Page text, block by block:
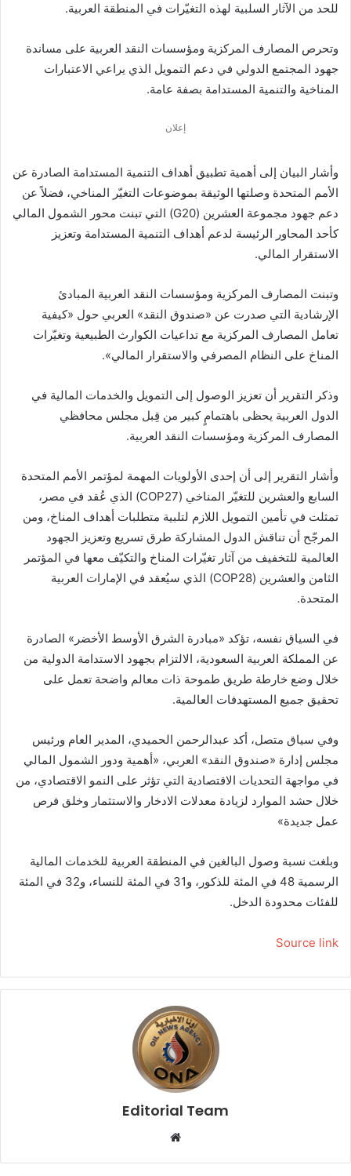
ي
للحد من الآثار السلبية لهذه التغيّرات في المنطقة العربية.
وتحرص المصارف المركزية ومؤسسات النقد العربية على مساندة
جهود المجتمع الدولي في دعم التمويل الذي يراعي الاعتبارات
المناخية والتنمية المستدامة بصفة عامة.
إعلان
وأشار البيان إلى أهمية تطبيق أهداف التنمية المستدامة الصادرة عن
الأمم المتحدة وصلتها الوثيقة بموضوعات التغيّر المناخي، فضلاً عن
دعم جهود مجموعة العشرين (G20) التي تبنت محور الشمول المالي
كأحد المحاور الرئيسة لدعم أهداف التنمية المستدامة وتعزيز
الاستقرار المالي.
وتبنت المصارف المركزية ومؤسسات النقد العربية المبادئ
الإرشادية التي صدرت عن «صندوق النقد» العربي حول «كيفية
تعامل المصارف المركزية مع تداعيات الكوارث الطبيعية وتغيّرات
المناخ على النظام المصرفي والاستقرار المالي».
وذكر التقرير أن تعزيز الوصول إلى التمويل والخدمات المالية في
الدول العربية يحظى باهتمامٍ كبير من قِبل مجلس محافظي
المصارف المركزية ومؤسسات النقد العربية.
وأشار التقرير إلى أن إحدى الأولويات المهمة لمؤتمر الأمم المتحدة
السابع والعشرين للتغيّر المناخي (COP27) الذي عُقد في مصر،
تمثلت في تأمين التمويل اللازم لتلبية متطلبات أهداف المناخ، ومن
المرجّح أن تناقش الدول المشاركة طرق تسريع وتعزيز الجهود
العالمية للتخفيف من آثار تغيّرات المناخ والتكيّف معها في المؤتمر
الثامن والعشرين (COP28) الذي سيُعقد في الإمارات العربية
المتحدة.
في السياق نفسه، تؤكد «مبادرة الشرق الأوسط الأخضر» الصادرة
عن المملكة العربية السعودية، الالتزام بجهود الاستدامة الدولية من
خلال وضع خارطة طريق طموحة ذات معالم واضحة تعمل على
تحقيق جميع المستهدفات العالمية.
وفي سياق متصل، أكد عبدالرحمن الحميدي، المدير العام ورئيس
مجلس إدارة «صندوق النقد» العربي، «أهمية ودور الشمول المالي
في مواجهة التحديات الاقتصادية التي تؤثر على النمو الاقتصادي، من
خلال حشد الموارد لزيادة معدلات الادخار والاستثمار وخلق فرص
عمل جديدة»
وبلغت نسبة وصول البالغين في المنطقة العربية للخدمات المالية
الرسمية 48 في المئة للذكور، و31 في المئة للنساء، و32 في المئة
للفئات محدودة الدخل.
Source link
Editorial Team